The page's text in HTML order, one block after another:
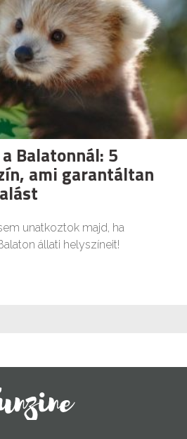
Balatonnál: 5
ami garantáltan
unatkoztok majd, ha
állati helyszíneit!